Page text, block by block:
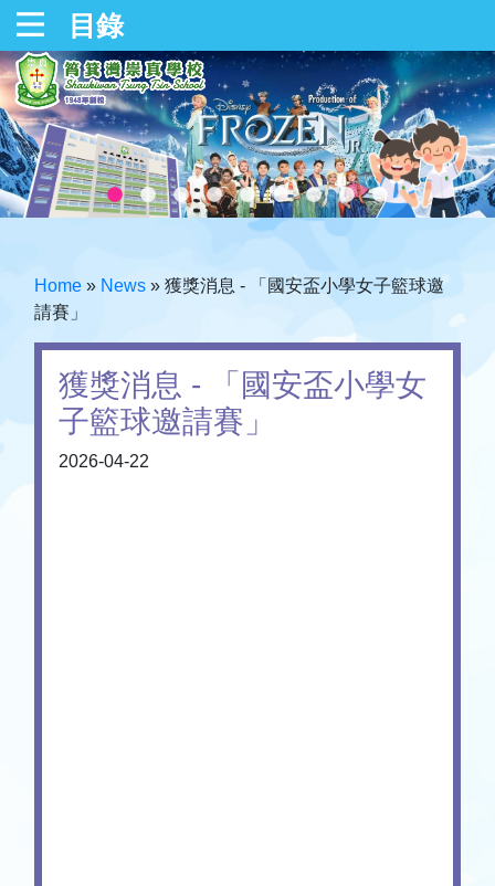
目錄
Home » News » 獲獎消息 - 「國安盃小學女子籃球邀
請賽」
獲獎消息 - 「國安盃小學女
子籃球邀請賽」
2026-04-22